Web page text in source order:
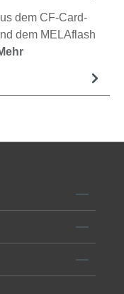
dem CF-Card-
dem MELAflash